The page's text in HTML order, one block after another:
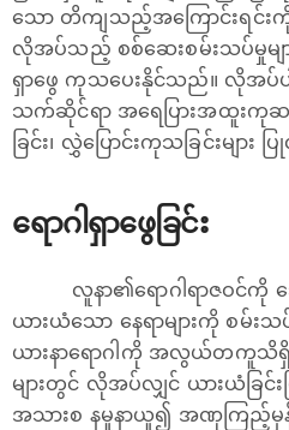
သော တိကျသည့်အကြောင်းရင်းကို
လိုအပ်သည့် စစ်ဆေးစမ်းသပ်မှုများ
ရှာ‌ဖွေ ကုသပေးနိုင်သည်။ လိုအပ်ပ
သက်ဆိုင်ရာ အရေပြားအထူးကုဆ
ခြင်း၊​ လွှဲပြောင်းကုသခြင်းမျာ
ရောဂါရှာဖွေခြင်း
လူနာ၏ရောဂါရာဇဝင်ကို သ
ယားယံသော နေရာများကို စမ်းသပ်
ယားနာရောဂါကို အလွယ်တကူသိ
များတွင် လိုအပ်လျှင် ယားယံခြင်း
အသားစ နမူနာယူ၍ အဏုကြည့်မှန်ပြ